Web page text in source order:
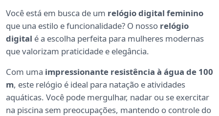
Você está em busca de um relógio digital feminino
que una estilo e funcionalidade? O nosso relógio
digital é a escolha perfeita para mulheres modernas
que valorizam praticidade e elegância.
Com uma impressionante resistência à água de 100
m, este relógio é ideal para natação e atividades
aquáticas. Você pode mergulhar, nadar ou se exercitar
na piscina sem preocupações, mantendo o controle do